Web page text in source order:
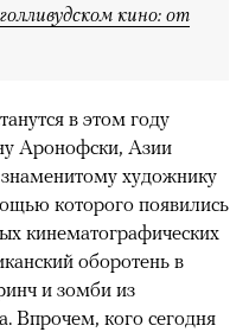
кино: от
в этом году
Аронофски, Азии
художнику
которого появились
кинематографических
оборотень в
и зомби из
Впрочем, кого сегодня